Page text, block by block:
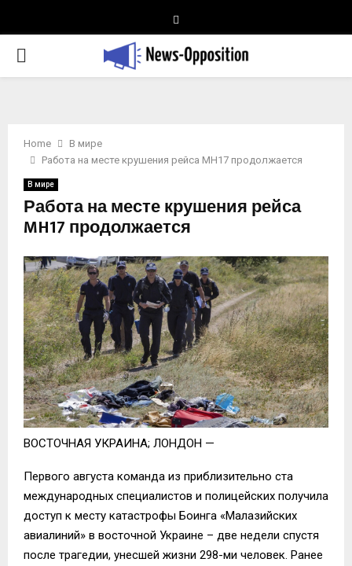
PRIMARY
Home
В мире
Работа на месте крушения рейса MH17 продолжается
В мире
Работа на месте крушения рейса
MH17 продолжается
ВОСТОЧНАЯ УКРАИНА; ЛОНДОН —
Первого августа команда из приблизительно ста
международных специалистов и полицейских получила
доступ к месту катастрофы Боинга «Малазийских
авиалиний» в восточной Украине – две недели спустя
после трагедии, унесшей жизни 298-ми человек. Ранее